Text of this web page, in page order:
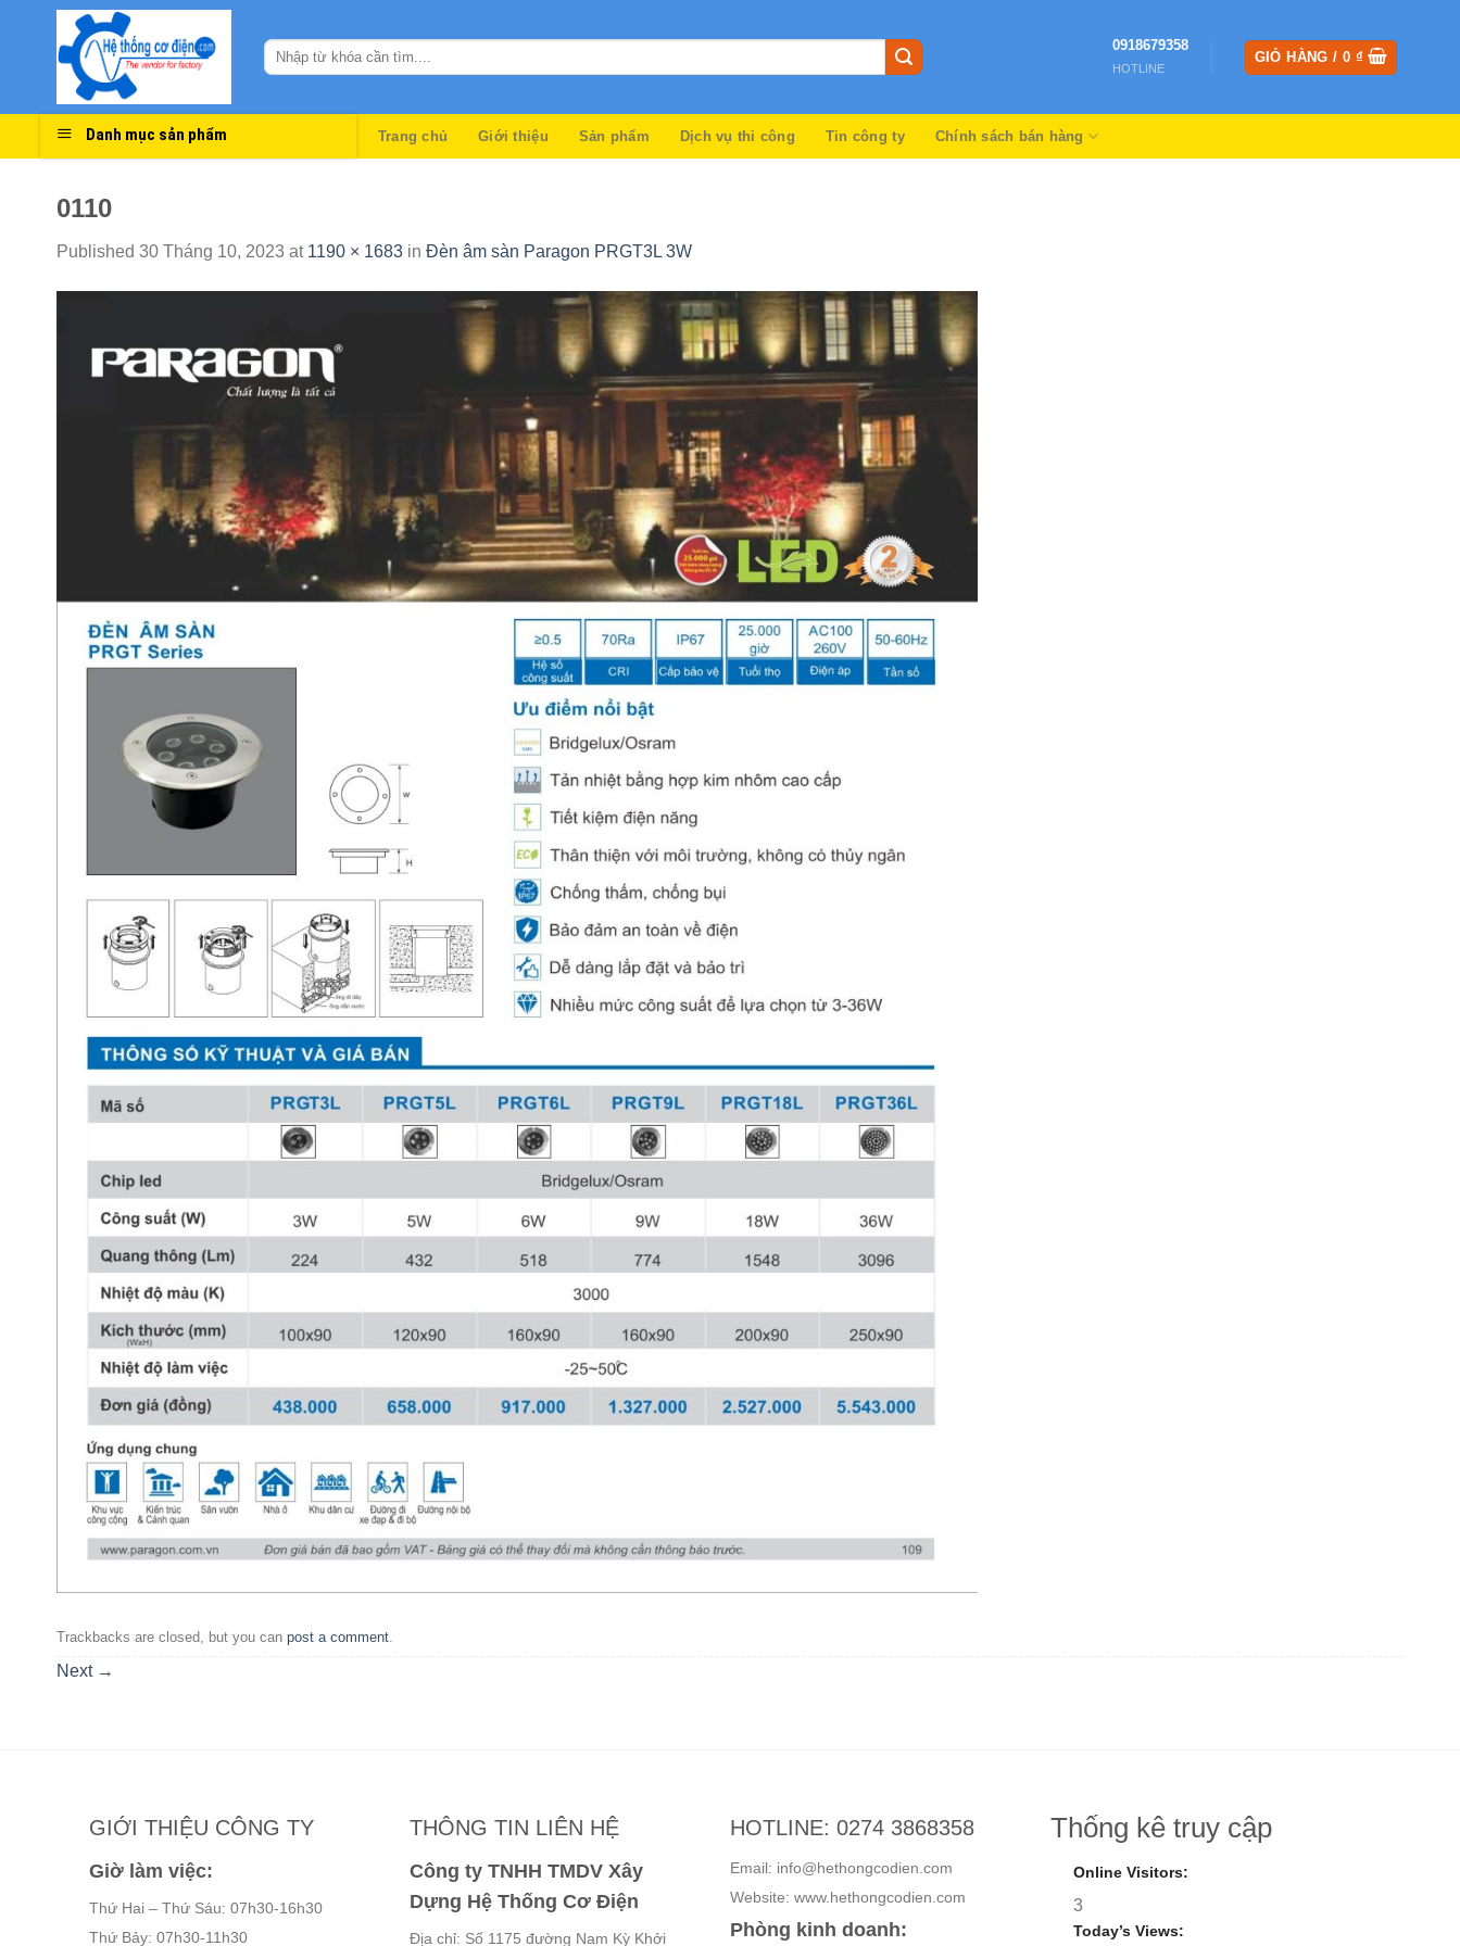
0918679358
HOTLINE
GIỎ HÀNG / 0 ₫
Danh mục sản phẩm Trang chủ Giới thiệu Sản phẩm Dịch vụ thi công Tin công ty Chính sách bán hàng
0110
Published 30 Tháng 10, 2023 at 1190 × 1683 in Đèn âm sàn Paragon PRGT3L 3W
Trackbacks are closed, but you can post a comment
Next →
GIỚI THIỆU CÔNG TY
Giờ làm việc:
Thứ Hai – Thứ Sáu: 07h30-16h30
Thứ Bảy: 07h30-11h30
THÔNG TIN LIÊN HỆ
Công ty TNHH TMDV Xây
Dựng Hệ Thống Cơ Điện
Địa chỉ: Số 1175 đường Nam Kỳ Khởi
HOTLINE: 0274 3868358
Email: info@hethongcodien.com
Website: www.hethongcodien.com
Phòng kinh doanh:
Thống kê truy cập
Online Visitors:
3
Today’s Views: